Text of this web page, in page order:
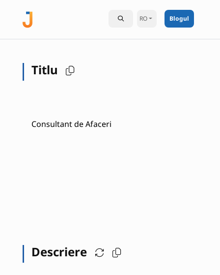
RO Blogul
Titlu
Consultant de Afaceri
Descriere